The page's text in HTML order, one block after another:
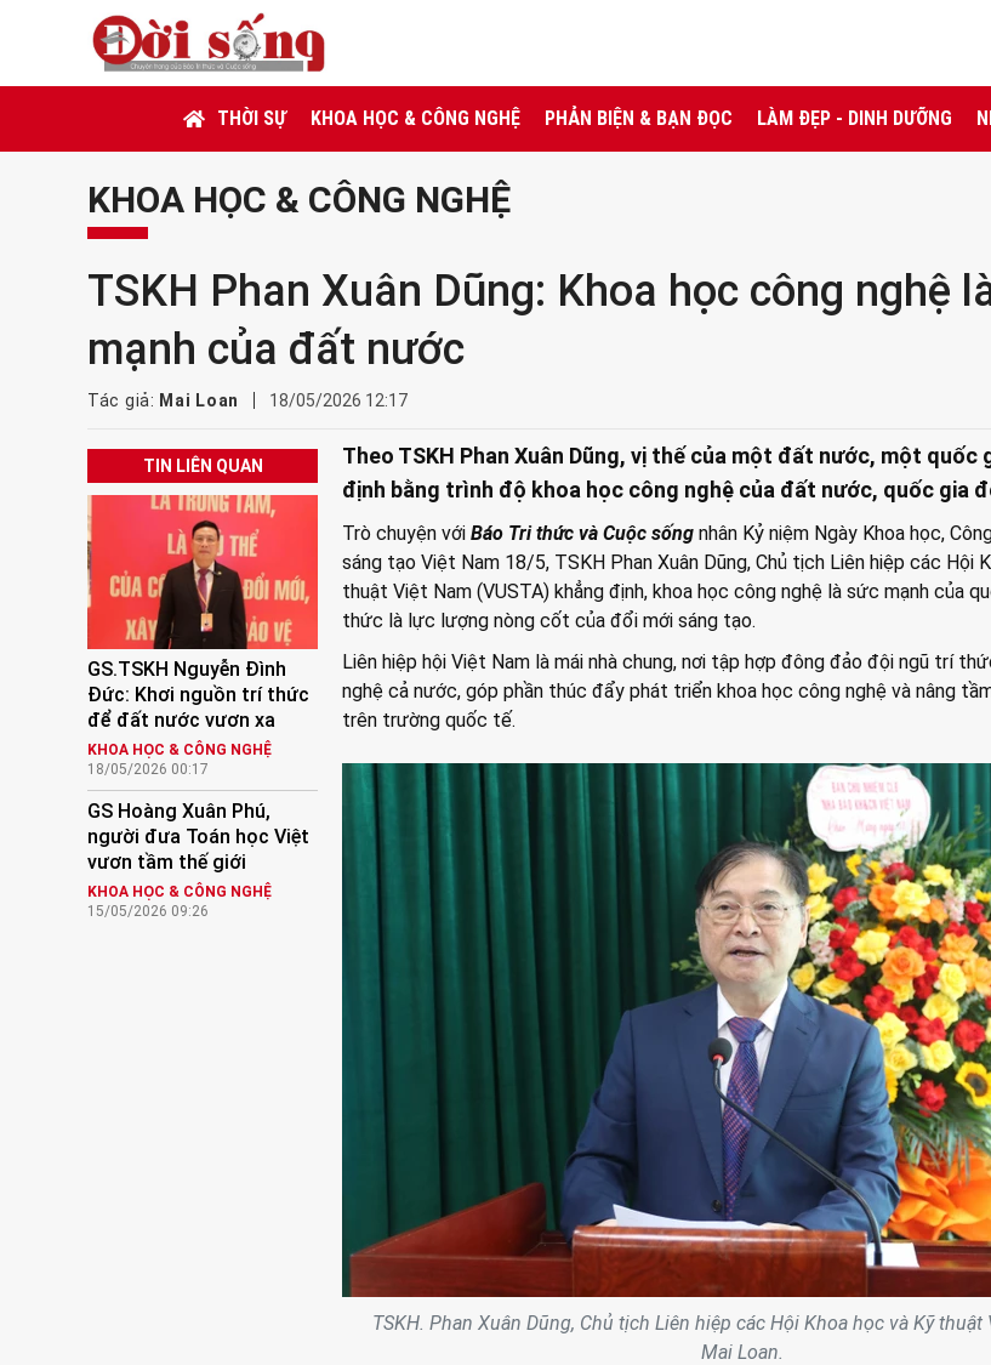
THỜI SỰ KHOA HỌC & CÔNG NGHỆ PHẢN BIỆN & BẠN ĐỌC LÀM ĐẸP - DINH DƯỠNG
KHOA HỌC & CÔNG NGHỆ
TSKH Phan Xuân Dũng: Khoa học công nghệ
mạnh của đất nước
Tác giả: Mai Loan 18/05/2026 12:17
TIN LIÊN QUAN
GS.TSKH Nguyễn Đình
Đức: Khơi nguồn trí thức
để đất nước vươn xa
KHOA HỌC & CÔNG NGHỆ
18/05/2026 00:17
GS Hoàng Xuân Phú,
người đưa Toán học Việt
vươn tầm thế giới
KHOA HỌC & CÔNG NGHỆ
15/05/2026 09:26
Theo TSKH Phan Xuân Dũng, vị thế của một đất nước, một quốc
định bằng trình độ khoa học công nghệ của đất nước, quốc gia
Trò chuyện với Báo Tri thức và Cuộc sống nhân Kỷ niệm Ngày Khoa học,
sáng tạo Việt Nam 18/5, TSKH Phan Xuân Dũng, Chủ tịch Liên hiệp các Hội
thuật Việt Nam (VUSTA) khẳng định, khoa học công nghệ là sức mạnh của
thức là lực lượng nòng cốt của đổi mới sáng tạo.
Liên hiệp hội Việt Nam là mái nhà chung, nơi tập hợp đông đảo đội ngũ trí
nghệ cả nước, góp phần thúc đẩy phát triển khoa học công nghệ và nâng
trên trường quốc tế.
TSKH. Phan Xuân Dũng, Chủ tịch Liên hiệp các Hội Khoa học và Kỹ thuật
Mai Loan.